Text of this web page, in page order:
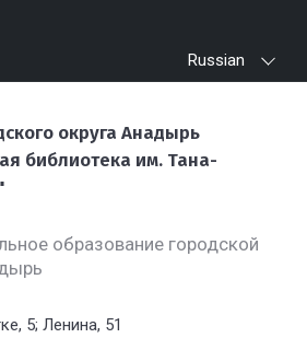
Russian
округа Анадырь
библиотека им. Тана-
образование городской
5; Ленина, 51